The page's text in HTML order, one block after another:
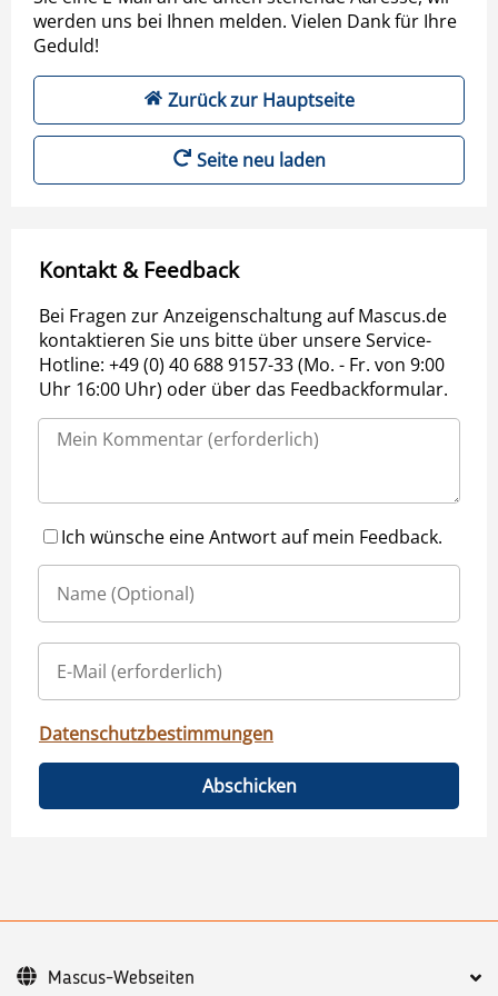
werden uns bei Ihnen melden. Vielen Dank für Ihre
Geduld!
Zurück zur Hauptseite
Seite neu laden
Kontakt & Feedback
Bei Fragen zur Anzeigenschaltung auf Mascus.de
kontaktieren Sie uns bitte über unsere Service-
Hotline: +49 (0) 40 688 9157-33 (Mo. - Fr. von 9:00
Uhr 16:00 Uhr) oder über das Feedbackformular.
Ich wünsche eine Antwort auf mein Feedback.
Datenschutzbestimmungen
Abschicken
Mascus-Webseiten